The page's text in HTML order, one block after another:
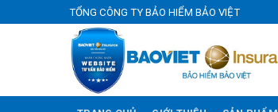
to
TỔNG CÔNG TY BẢO HIỂM BẢO VIỆT